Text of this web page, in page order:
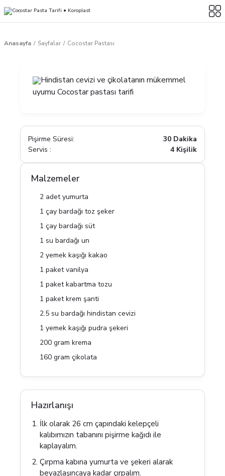
Anasayfa Sayfalar Cocostar Pastası
Hindistan cevizi ve çikolatanın mükemmel
uyumu Cocostar pastası tarifi
Pişirme Süresi:
30 Dakika
Servis :
4 Kişilik
Malzemeler
2 adet yumurta
1 çay bardağı toz şeker
1 çay bardağı süt
1 su bardağı un
2 yemek kaşığı kakao
1 paket vanilya
1 paket kabartma tozu
1 paket krem şanti
2.5 su bardağı hindistan cevizi
1 yemek kaşığı pudra şekeri
200 gram krema
160 gram çikolata
Hazırlanışı
İlk olarak 26 cm çapındaki kelepçeli
kalıbımızın tabanını pişirme kağıdı ile
kaplayalım.
Çırpma kabına yumurta ve şekeri alarak
beyazlaşıncaya kadar çırpalım.